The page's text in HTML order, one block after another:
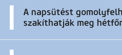
A napsütést
szakíthatják meg